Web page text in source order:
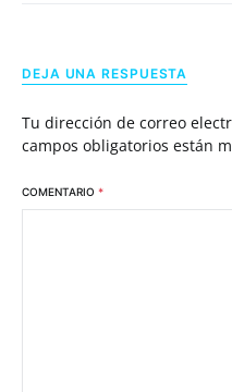
DEJA UNA RESPUESTA
Tu dirección de correo
campos obligatorios están
COMENTARIO *